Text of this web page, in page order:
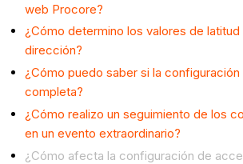
web Procore?
¿Cómo determino los valores de latitud
dirección?
¿Cómo puedo saber si la
completa?
¿Cómo realizo un seguimiento de los
en un evento extraordinario?
¿Cómo afecta la configuración de